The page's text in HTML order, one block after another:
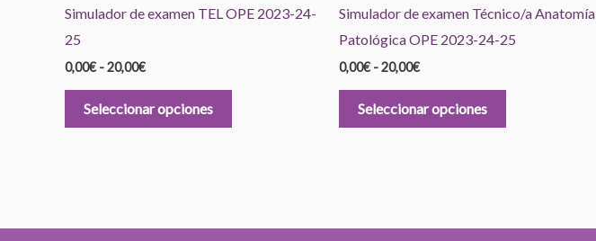
Simulador de examen TEL OPE 2023-24-
25
0,00€ -20,00€
Seleccionar opciones
la
producto
Simulador de examen Técnico/a Anatomía
Patológica OPE 2023-24-25
0,00€ -20,00€
Seleccionar opciones
la
página
producto